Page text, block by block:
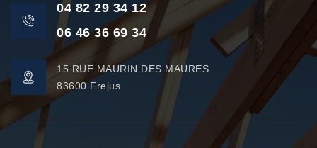
04 82 29 34 12
06 46 36 69 34
15 RUE MAURIN DES MAURES
83600 Frejus